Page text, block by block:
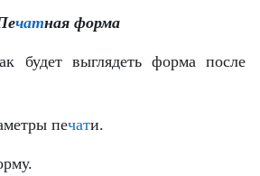
чатная форма
будет выглядеть форма после
печати.